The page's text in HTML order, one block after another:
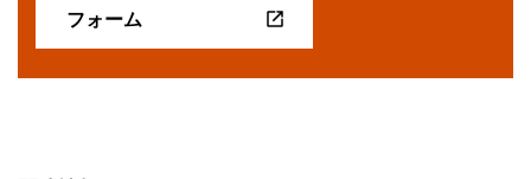
フォーム